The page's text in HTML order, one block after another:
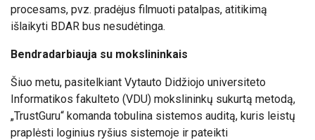
procesams, pvz. pradėjus filmuoti patalpas, atitikimą
išlaikyti BDAR bus nesudėtinga.
Bendradarbiauja su mokslininkais
Šiuo metu, pasitelkiant Vytauto Didžiojo universiteto
Informatikos fakulteto (VDU) mokslininkų sukurtą metodą,
„TrustGuru“ komanda tobulina sistemos auditą, kuris leistų
praplėsti loginius ryšius sistemoje ir pateikti